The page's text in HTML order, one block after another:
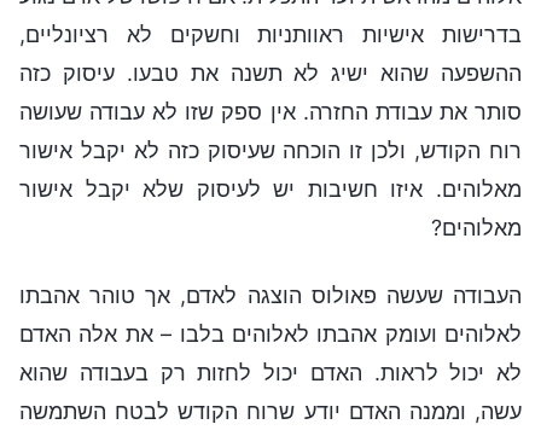
בדרישות אישיות ראוותניות וחשקים לא רציונליים,
ההשפעה שהוא ישיג לא תשנה את טבעו. עיסוק כזה
סותר את עבודת החזרה. אין ספק שזו לא עבודה שעושה
רוח הקודש, ולכן זו הוכחה שעיסוק כזה לא יקבל אישור
מאלוהים. איזו חשיבות יש לעיסוק שלא יקבל אישור
מאלוהים?
העבודה שעשה פאולוס הוצגה לאדם, אך טוהר אהבתו
לאלוהים ועומק אהבתו לאלוהים בלבו – את אלה האדם
לא יכול לראות. האדם יכול לחזות רק בעבודה שהוא
עשה, וממנה האדם יודע שרוח הקודש לבטח השתמשה